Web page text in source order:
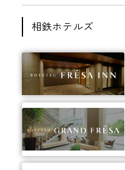
相鉄ホテルズ